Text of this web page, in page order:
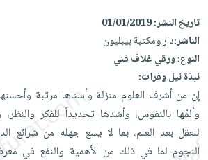
على
Android
تحميل
iKitab
على
Apple
masmu3
على
Apple
العناية
الشخصية
العناية
وتصفيف
الشعر
العناية
بالجسم
والسفرة
جديد
الكل
أواني
الطهي
أدوات
متجر
الهدايا
أقسام
تاريخ النشر:01/01/2019
الناشر:دار ومكتبة بيبليون
النوع:ورقي غلاف فني
نبذة نيل وفرات:
إن من أشرف العلوم منزلة وأسناها مرتبة
وألمّها بالنفوس، وأشدها تحديداً للفكر
للعقل بعد العلم، بما لا يسع جهله من شرائع
النجوم لما في ذلك من الأهمية والنفع في